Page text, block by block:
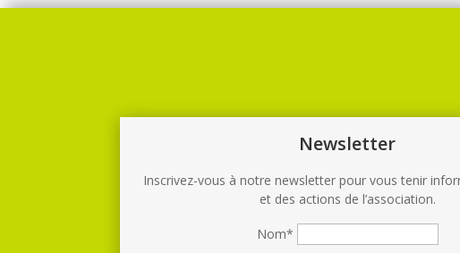
Newsletter
Inscrivez-vous à notre newsletter pour vous tenir
et des actions de l’association.
Nom*